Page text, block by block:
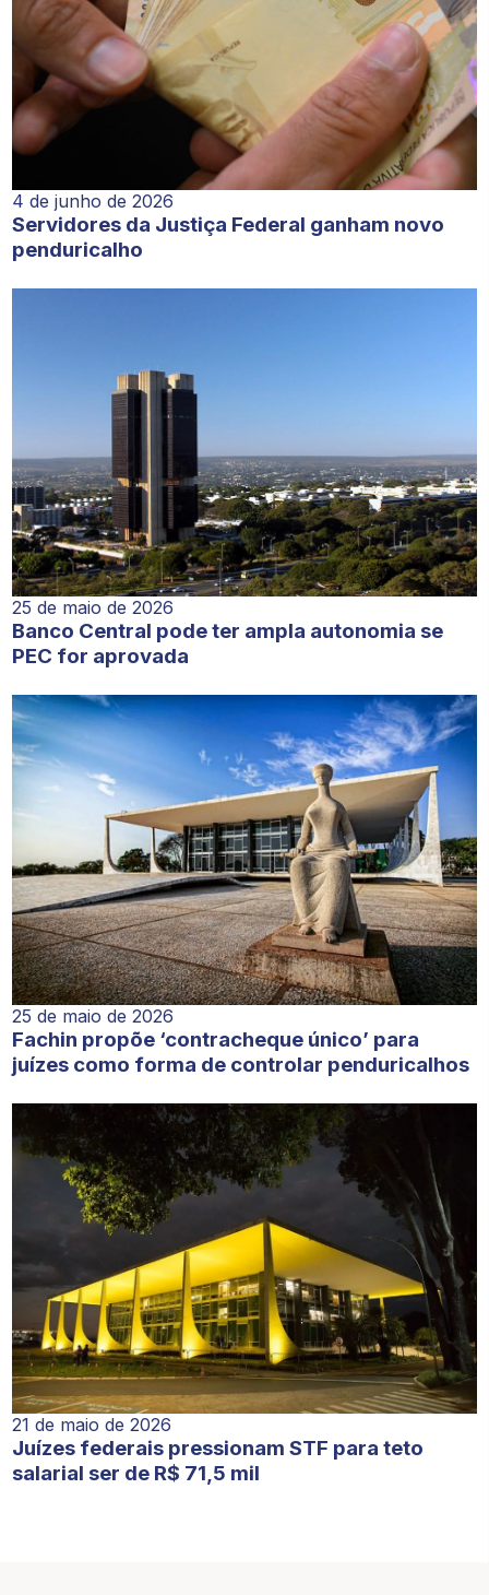
4 de junho de 2026
Servidores da Justiça Federal ganham novo
penduricalho
25 de maio de 2026
Banco Central pode ter ampla autonomia se
PEC for aprovada
25 de maio de 2026
Fachin propõe ‘contracheque único’ para
juízes como forma de controlar penduricalhos
21 de maio de 2026
Juízes federais pressionam STF para teto
salarial ser de R$ 71,5 mil